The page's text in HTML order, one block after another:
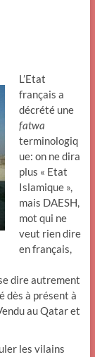
L’Etat
français a
décrété une
fatwa
terminologiq
ue: on ne dira
plus « Etat
Islamique »,
mais DAESH,
mot qui ne
veut rien dire
en français,
dire autrement
dès à présent à
au Qatar et
les vilains